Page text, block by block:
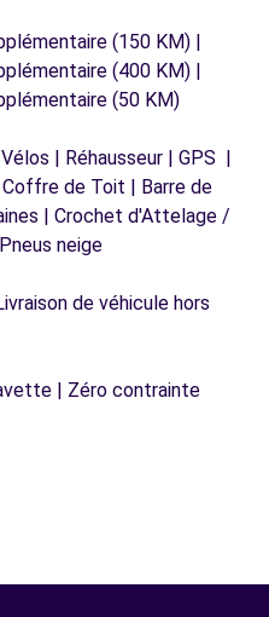
(150 KM) |
(400 KM) |
(50 KM)
| Réhausseur | GPS |
de Toit | Barre de
| Crochet d'Attelage /
neige
de véhicule hors
| Zéro contrainte